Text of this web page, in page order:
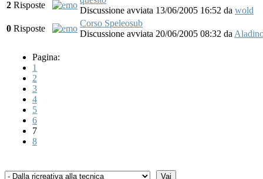
2 Risposte
Discussione avviata 13/06/2005 16:52 da wold
0 Risposte
Corso Speleosub
Discussione avviata 20/06/2005 08:32 da
Pagina:
1
2
3
4
5
6
7
8